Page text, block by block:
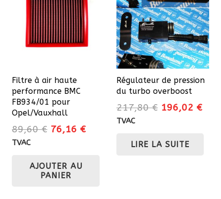
options
peuvent
être
choisies
produit
sur
la
Filtre à air haute
performance BMC
FB934/01 pour
Opel/Vauxhall
89,60€ Le
était :
89,60 €.
76,16 €Le
TVAC
AJOUTER AU
PANIER
Régulateur de pression
du turbo overboost
217,80€ Le
était :
196,02 €Le
TVAC
LIRE LA SUITE